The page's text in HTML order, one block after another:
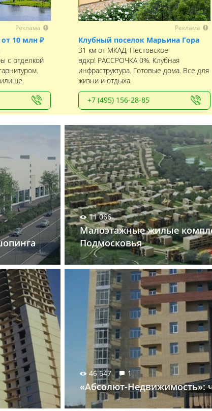
Реклама
10 млн ₽
с отделкой
Реклама
Клубный поселок Марьина Гора
31 км от МКАД, Пестовское
вдхр! РАССРОЧКА 0%. Клубная
инфраструктура. Готовые дома. Все для
жизни и отдыха.
+7 (495) 156-28-85
11 066
Малоэтажные жилые
Подмосковья
46 647 1
«Абсолют-Недвижимость»: